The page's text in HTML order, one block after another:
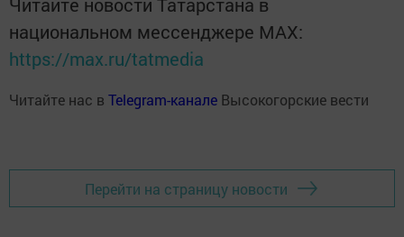
национальном мессенджере MАХ:
https://max.ru/tatmedia
Читайте нас в Telegram-канале Высокогорские вести
Перейти на страницу новости